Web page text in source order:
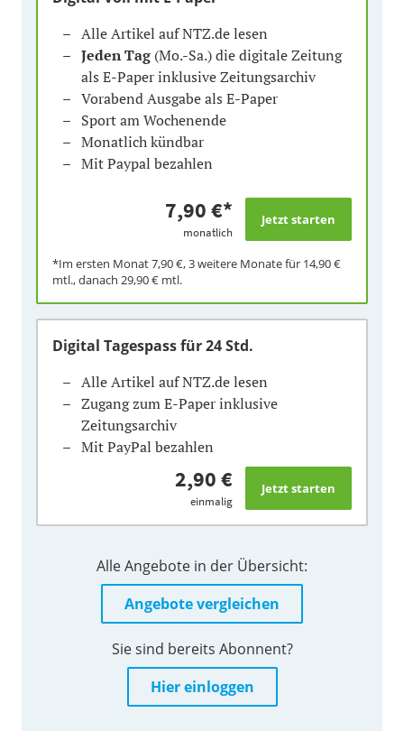
Alle Artikel auf NTZ.de lesen
Jeden Tag(Mo.-Sa.) die digitale Zeitung
als E-Paper inklusive Zeitungsarchiv
Vorabend Ausgabe als E-Paper
Sport am Wochenende
Monatlich kündbar
Mit Paypal bezahlen
7,90 €*
monatlich
*Im ersten Monat7,90 €, 3 weitere Monate für 14,90 €
mtl., danach 29,90 € mtl.
Digital Tagespassfür 24 Std.
Alle Artikel auf NTZ.de lesen
Zugang zum E-Paper inklusive
Zeitungsarchiv
Mit PayPal bezahlen
2,90 €
einmalig
Alle Angebote in der Übersicht:
Angebote vergleichen
Sie sind bereits Abonnent?
Hier einloggen